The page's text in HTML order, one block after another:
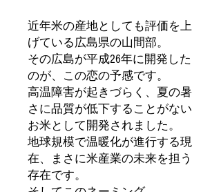
近年米の産地としても評価を上
げている広島県の山間部。
その広島が平成26年に開発した
のが、この恋の予感です。
高温障害が起きづらく、夏の暑
さに品質が低下することがない
お米として開発されました。
地球規模で温暖化が進行する現
在、まさに米産業の未来を担う
存在です。